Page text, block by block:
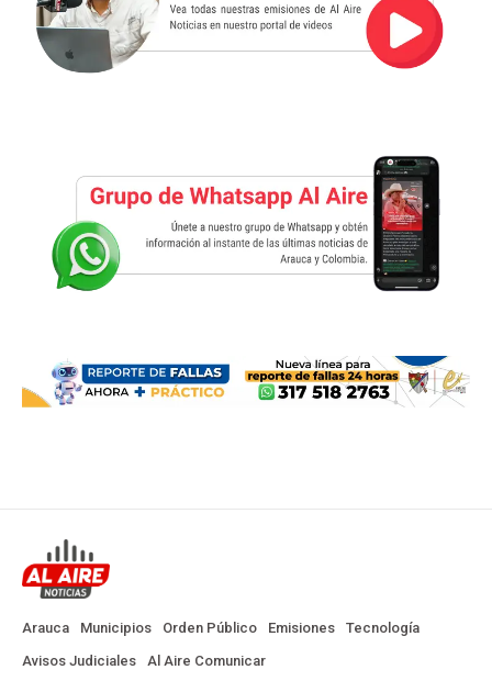
Arauca Municipios Orden Público Emisiones
Tecnología
Avisos Judiciales
Al Aire Comunicar